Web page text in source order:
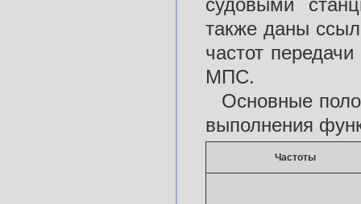
судовыми
также даны
частот
МПС.
Основные
выполнения
Частоты